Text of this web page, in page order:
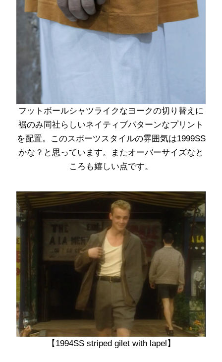
フットボールシャツライクなヨークの切り替えに
裾のみ同社らしいネイティブパターンなプリント
を配置。このスポーツスタイルの雰囲気は1999SS
かな？と思っています。またオーバーサイズなと
ころも嬉しい点です。
【1994SS striped gilet with lapel】